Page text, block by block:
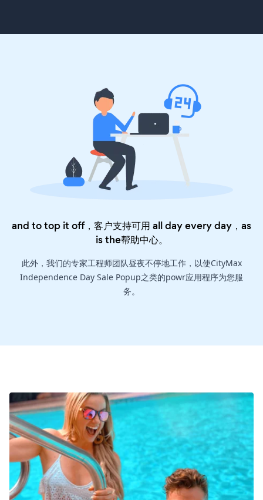
and to top it off，客户支持可用 all day every day，as
is the帮助中心。
此外，我们的专家工程师团队昼夜不停地工作，以使CityMax
Independence Day Sale Popup之类的powr应用程序为您服
务。